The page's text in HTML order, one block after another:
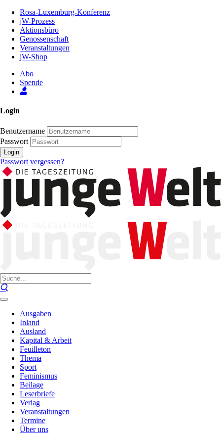
Inhalt
Seite
Rosa-Luxemburg-Konferenz
jW-Prozess
Aktionsbüro
Genossenschaft
Veranstaltungen
jW-Shop
Abo
Spende
Login
Benutzername
Passwort
Login
Passwort vergessen?
Ausgaben
Inland
Ausland
Kapital & Arbeit
Feuilleton
Thema
Sport
Feminismus
Beilage
Leserbriefe
Verlag
Veranstaltungen
Termine
Über uns